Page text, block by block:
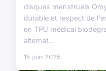
disques menstruels
durable et respect de
en TPU médical
alternat...
15 juin 2025